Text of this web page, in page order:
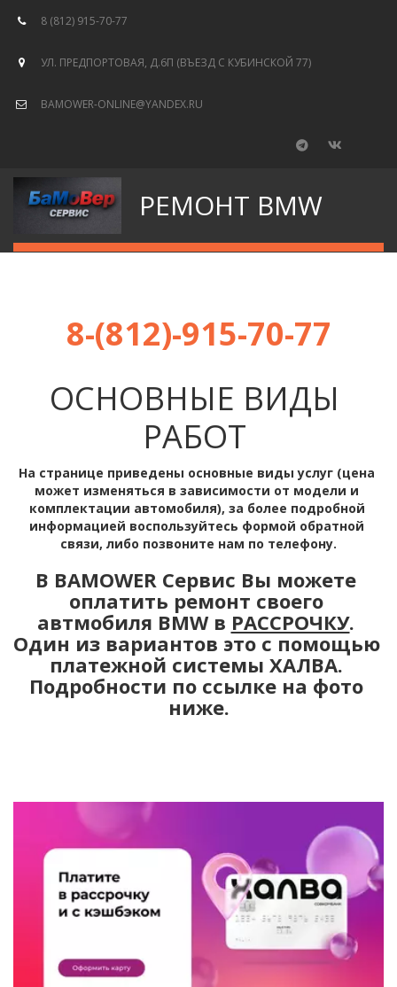
8 (812) 915-70-77
УЛ. ПРЕДПОРТОВАЯ, Д.6П (ВЪЕЗД С КУБИНСКОЙ 77)
BAMOWER-ONLINE@YANDEX.RU
РЕМОНТ BMW
8-(812)-915-70-77
ОСНОВНЫЕ ВИДЫ
РАБОТ
На странице приведены основные виды услуг (цена
может изменяться в зависимости от модели и
комплектации автомобиля), за более подробной
информацией воспользуйтесь формой обратной
связи, либо позвоните нам по телефону.
В BAMOWER Сервис Вы можете
оплатить ремонт своего
автмобиля BMW в РАССРОЧКУ.
Один из вариантов это с помощью
платежной системы ХАЛВА.
Подробности по ссылке на фото
ниже.